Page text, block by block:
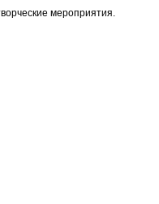
мероприятия.